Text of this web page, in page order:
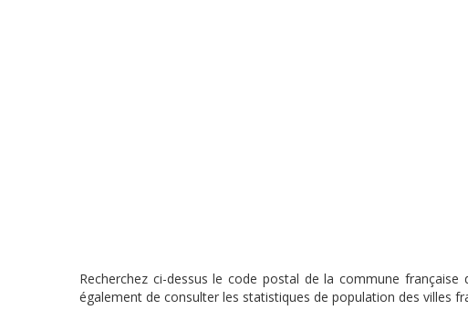
Recherchez ci-dessus le code postal de la commune
également de consulter les statistiques de population des villes